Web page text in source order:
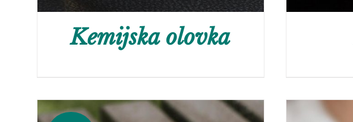
Kemijska olovka